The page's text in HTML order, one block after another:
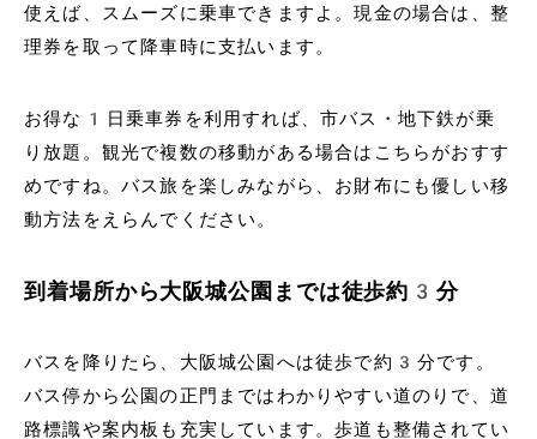
使えば、スムーズに乗車できますよ。現金の場合は、整
理券を取って降車時に支払います。
お得な1日乗車券を利用すれば、市バス・地下鉄が乗
り放題。観光で複数の移動がある場合はこちらがおすす
めですね。バス旅を楽しみながら、お財布にも優しい移
動方法をえらんでください。
到着場所から大阪城公園までは徒歩約3分
バスを降りたら、大阪城公園へは徒歩で約3分です。
バス停から公園の正門まではわかりやすい道のりで、道
路標識や案内板も充実しています。歩道も整備されてい